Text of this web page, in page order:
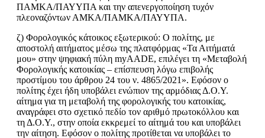
ΠΑΜΚΑ/ΠΑΥΥΠΑ και την απενεργοποίηση τυχόν
πλεοναζόντων ΑΜΚΑ/ΠΑΜΚΑ/ΠΑΥΥΠΑ.
ζ) Φορολογικός κάτοικος εξωτερικού: Ο πολίτης, με
αποστολή αιτήματος μέσω της πλατφόρμας «Τα Αιτήματά
μου» στην ψηφιακή πύλη myAADE, επιλέγει τη «Μεταβολή
Φορολογικής κατοικίας – επίσπευση λόγω επιβολής
προστίμου του άρθρου 24 του ν. 4865/2021». Εφόσον ο
πολίτης έχει ήδη υποβάλει ενώπιον της αρμόδιας Δ.Ο.Υ.
αίτημα για τη μεταβολή της φορολογικής του κατοικίας,
αναγράφει στο σχετικό πεδίο τον αριθμό πρωτοκόλλου και
τη Δ.Ο.Υ., στην οποία εκκρεμεί το αίτημά του και υποβάλει
την αίτηση. Εφόσον ο πολίτης προτίθεται να υποβάλει το